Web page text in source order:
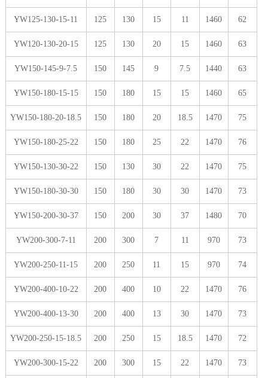
YW125-130-15-11 125 130 15 11 1460 62
YW120-130-20-15 125 130 20 15 1460 63
YW150-145-9-7.5 150 145 9 7.5 1440 63
YW150-180-15-15 150 180 15 15 1460 65
YW150-180-20-18.5 150 180 20 18.5 1470 75
YW150-180-25-22 150 180 25 22 1470 76
YW150-130-30-22 150 130 30 22 1470 75
YW150-180-30-30 150 180 30 30 1470 73
YW150-200-30-37 150 200 30 37 1480 70
YW200-300-7-11 200 300 7 11 970 73
YW200-250-11-15 200 250 11 15 970 74
YW200-400-10-22 200 400 10 22 1470 76
YW200-400-13-30 200 400 13 30 1470 73
YW200-250-15-18.5 200 250 15 18.5 1470 72
YW200-300-15-22 200 300 15 22 1470 73